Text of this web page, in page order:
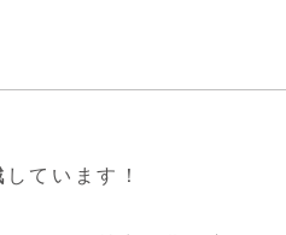
しています！